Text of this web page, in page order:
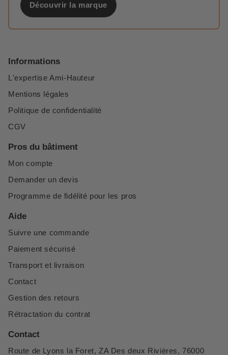
Découvrir la marque
Informations
L'expertise Ami-Hauteur
Mentions légales
Politique de confidentialité
CGV
Pros du bâtiment
Mon compte
Demander un devis
Programme de fidélité pour les pros
Aide
Suivre une commande
Paiement sécurisé
Transport et livraison
Contact
Gestion des retours
Rétractation du contrat
Contact
Route de Lyons la Foret, ZA Des deux Rivières, 76000